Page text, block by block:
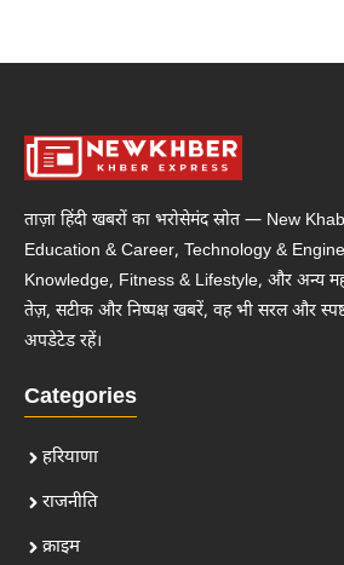
ताज़ा हिंदी खबरों का भरोसेमंद स्रोत — New
Education & Career, Technology &
Knowledge, Fitness & Lifestyle, और अन्य
तेज़, सटीक और निष्पक्ष खबरें, वह भी सरल और
अपडेटेड रहें।
Categories
हरियाणा
राजनीति
क्राइम